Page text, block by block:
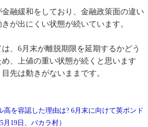
融緩和をしており、金融政策面の違い
が出にくい状態が続いています。
、6月末が離脱期限を延期するかどう
、上値の重い状態が続くと思います
先は動きがないままです。
高を容認した理由は? 6月末に向けて英ポンド
19日、バカラ村）